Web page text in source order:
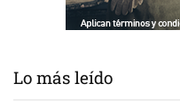
Lo más leído